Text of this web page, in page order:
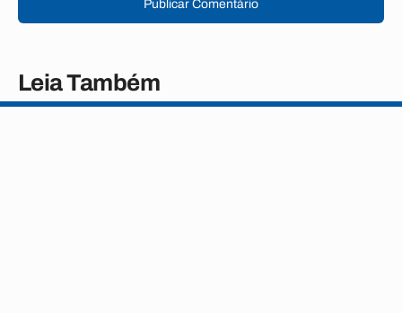
Publicar Comentário
Leia Também